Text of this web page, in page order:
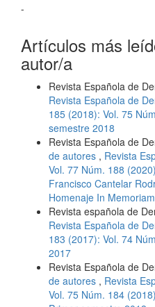
-
Artículos más
autor/a
Revista Española de
Revista Española de
185 (2018): Vol. 75
semestre 2018
Revista Española de
de autores , Revista
Vol. 77 Núm. 188
Francisco Cantelar
Homenaje In Memoriam
Revista española de
Revista Española de
183 (2017): Vol. 74
2017
Revista Española de
de autores , Revista
Vol. 75 Núm. 184